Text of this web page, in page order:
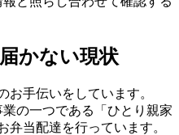
かない現状
お手伝いをしています。
の一つである「ひとり親家
弁当配達を行っています。